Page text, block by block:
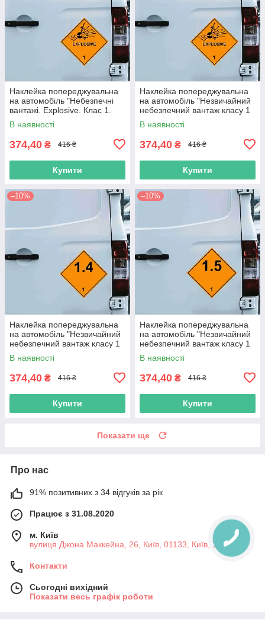
Наклейка попереджувальна
на автомобіль "Небезпечні
вантажі. Explosive. Клас 1.
Вибухові речовини" з оракалу
В наявності
374,40 ₴ 416 ₴
Купити
Наклейка попереджувальна
на автомобіль "Незвичайний
небезпечний вантаж класу 1
(1.4S)" з оракалу
В наявності
374,40 ₴ 416 ₴
Купити
–10%
Наклейка попереджувальна
на автомобіль "Незвичайний
небезпечний вантаж класу 1
(1.4)" з оракалу
В наявності
374,40 ₴ 416 ₴
Купити
–10%
Наклейка попереджувальна
на автомобіль "Незвичайний
небезпечний вантаж класу 1
(1.5)" з оракалу
В наявності
374,40 ₴ 416 ₴
Купити
Показати ще
Про нас
91% позитивних з 34 відгуків за рік
Працює з 31.08.2020
м. Київ
вулиця Джона Маккейна, 26, Київ, 01133, Київ, Україна
Контакти
Сьогодні вихідний
Показати весь графік роботи